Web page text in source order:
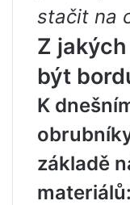
stačit na
Z
být
K
základě
materiálů: